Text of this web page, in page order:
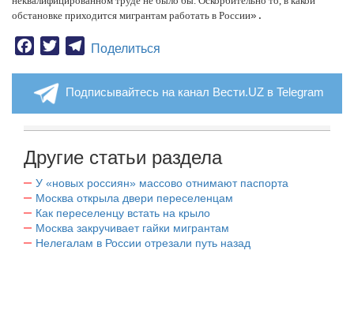
обстановке приходится мигрантам работать в России».
Facebook
TwitterTelegram
Поделиться
Подписывайтесь на канал Вести.UZ в Telegram
Другие статьи раздела
У «новых россиян» массово отнимают паспорта
Москва открыла двери переселенцам
Как переселенцу встать на крыло
Москва закручивает гайки мигрантам
Нелегалам в России отрезали путь назад